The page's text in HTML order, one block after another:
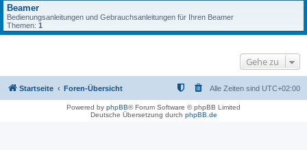
Beamer
Bedienungsanleitungen und Gebrauchsanleitungen für Ihren Beamer
Themen: 1
Gehe zu
Startseite Foren-Übersicht Alle Zeiten sind UTC+02:00
Powered by phpBB® Forum Software © phpBB Limited
Deutsche Übersetzung durch phpBB.de